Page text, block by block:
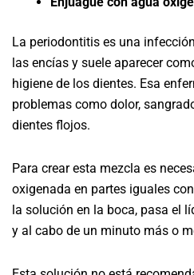
La periodontitis es una
las encías y suele aparecer
higiene de los dientes. Esa
problemas como dolor,
dientes flojos.
Para crear esta mezcla es
oxigenada en partes iguales
la solución en la boca, pasa el
y al cabo de un minuto más o